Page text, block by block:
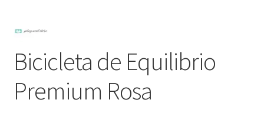
Bicicleta de Equilibrio
Premium Rosa